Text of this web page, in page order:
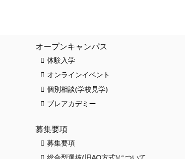
オープンキャンパス
体験入学
オンラインイベント
個別相談(学校見学)
プレアカデミー
募集要項
募集要項